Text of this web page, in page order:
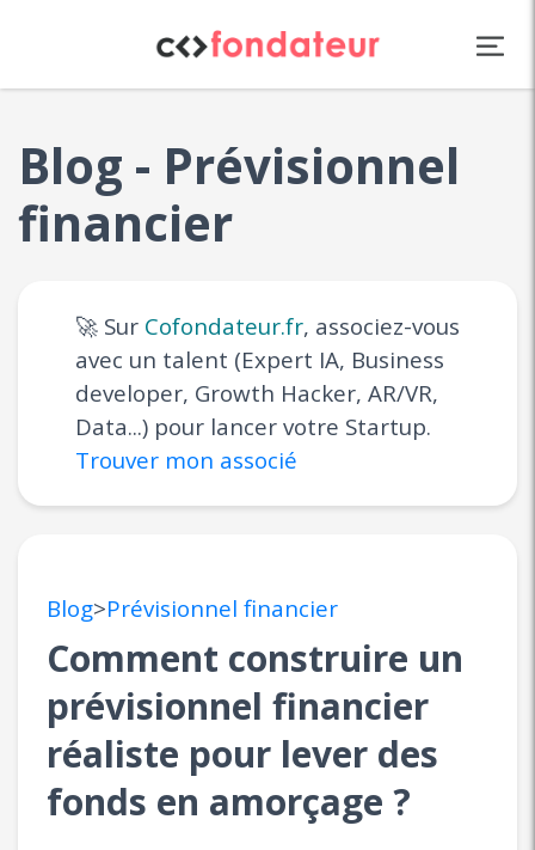
Blog - Prévisionnel
financier
🚀 Sur Cofondateur.fr, associez-vous
avec un talent (Expert IA, Business
developer, Growth Hacker, AR/VR,
Data...) pour lancer votre Startup.
Trouver mon associé
Blog>Prévisionnel financier
Comment construire un
prévisionnel financier
réaliste pour lever des
fonds en amorçage ?